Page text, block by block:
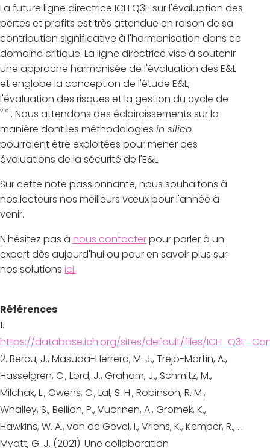
La future ligne directrice ICH Q3E sur l'évaluation des
pertes et profits est très attendue en raison de sa
contribution significative à l'harmonisation dans ce
domaine critique. La ligne directrice vise à soutenir
une approche harmonisée de l'évaluation des E&L
et englobe la conception de l'étude E&L,
l'évaluation des risques et la gestion du cycle de
vie1. Nous attendons des éclaircissements sur la
manière dont les méthodologies in silico
pourraient être exploitées pour mener des
évaluations de la sécurité de l'E&L.
Sur cette note passionnante, nous souhaitons à
nos lecteurs nos meilleurs vœux pour l'année à
venir.
N'hésitez pas à nous contacterpour parler à un
expert dès aujourd'hui ou pour en savoir plus sur
nos solutions ici.
Références
https://database.ich.org/sites/default/files/
Bercu, J., Masuda-Herrera, M. J., Trejo-Martin, A.,
Hasselgren, C., Lord, J., Graham, J., Schmitz, M.,
Milchak, L., Owens, C., Lal, S. H., Robinson, R. M.,
Whalley, S., Bellion, P., Vuorinen, A., Gromek, K.,
Hawkins, W. A., van de Gevel, I., Vriens, K., Kemper, R., ...
Myatt, G. J. (2021). Une collaboration